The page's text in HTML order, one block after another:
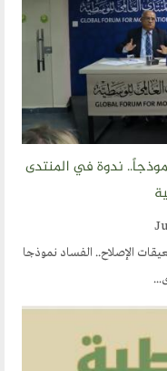
ندوة في المنتدى
الإصلاح.. الفساد نموذجا